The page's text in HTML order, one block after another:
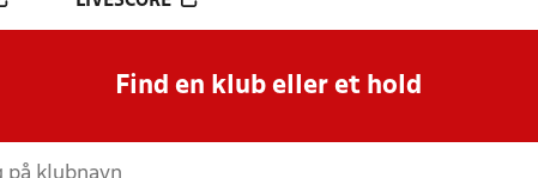
Find en klub eller et hold